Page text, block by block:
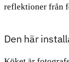
reflektioner från
Den här